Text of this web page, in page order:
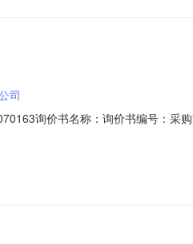
司
询价书名称：询价书编号：采
批1.01.02026-10-14联系信息姓名